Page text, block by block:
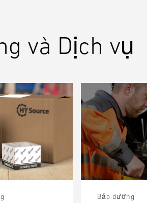
và Dịch vụ
Bảo dưỡng